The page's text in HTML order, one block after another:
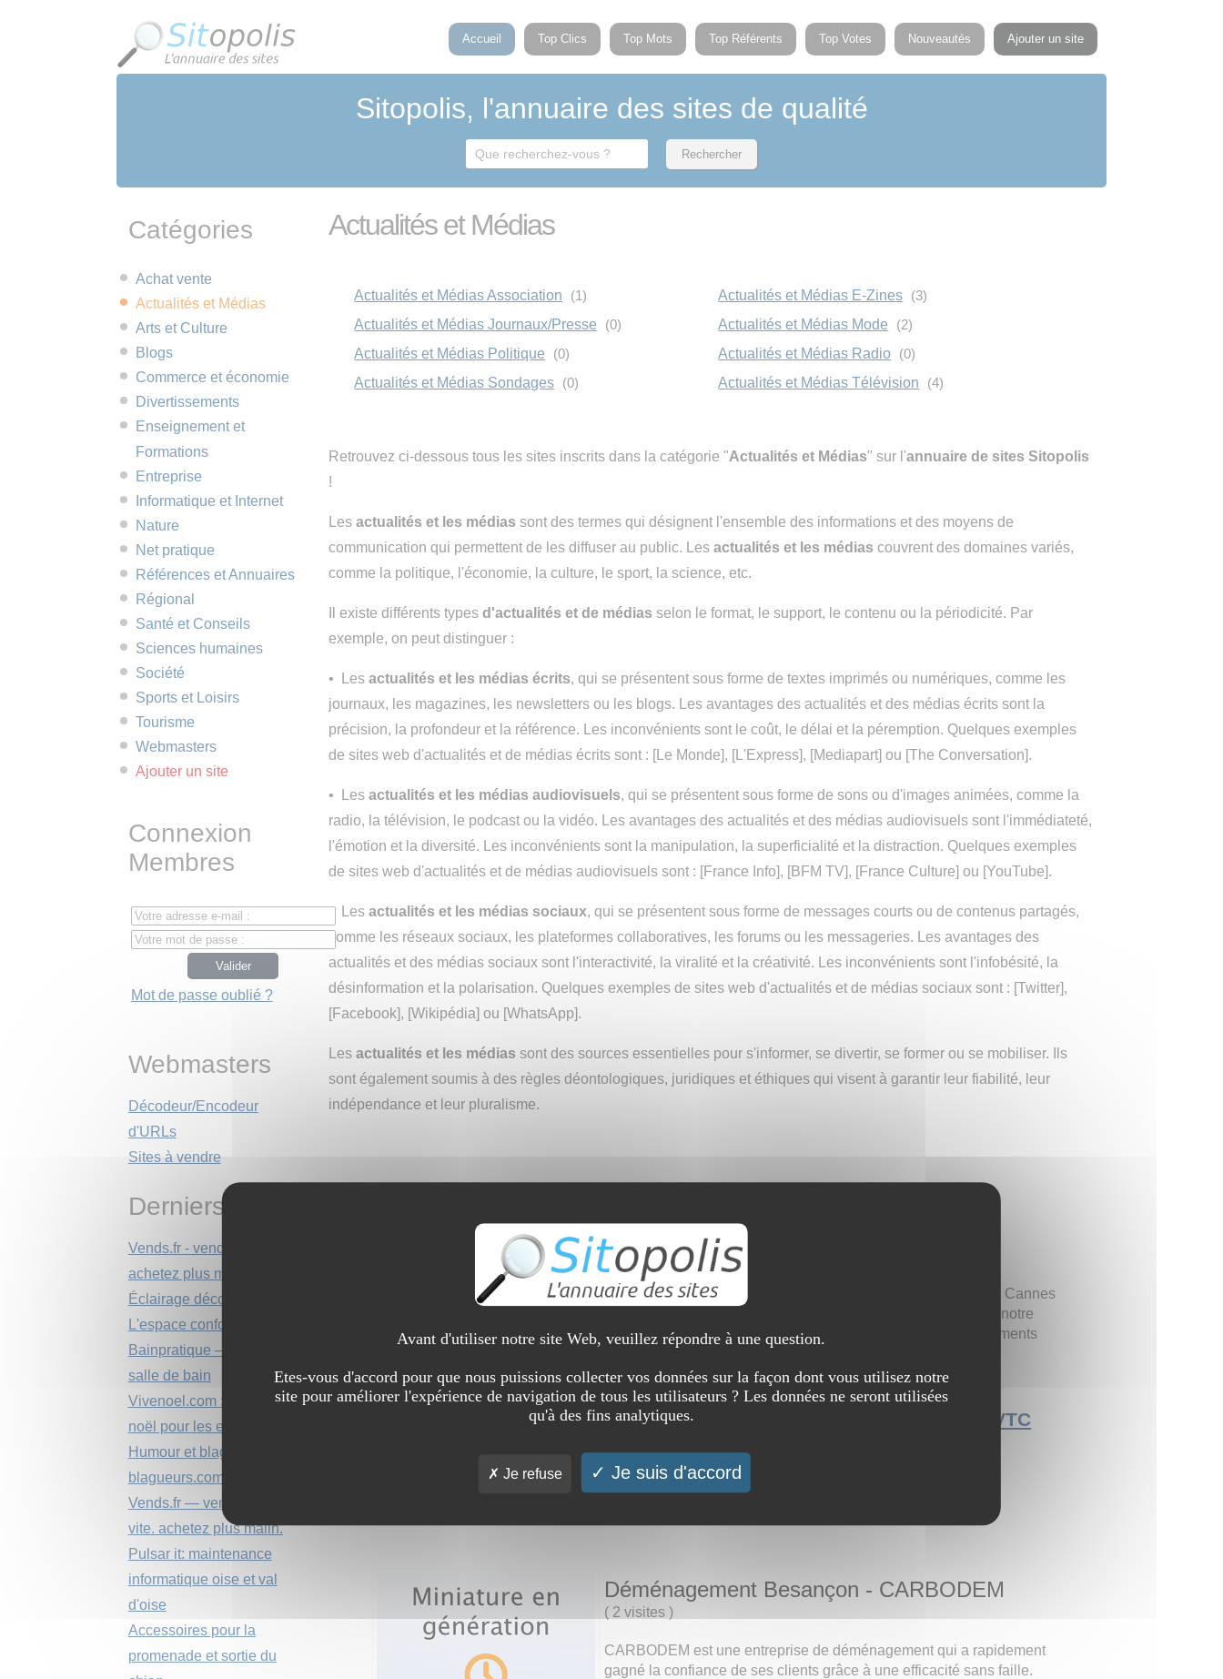
Accueil Top Clics Top Mots Top Référents Top Votes Nouveautés Ajouter un site
Sitopolis, l'annuaire des sites de qualité
Actualités et Médias
Actualités et Médias Association (1) Actualités et Médias E-Zines (3)
Actualités et Médias Journaux/Presse
(0) Actualités et Médias Mode
(2)
Actualités et Médias Politique
(0) Actualités et Médias Radio (0)
Actualités et Médias Sondages (0) Actualités et Médias Télévision (4)
Retrouvez ci-dessous tous les sites inscrits dans la catégorie "Actualités et Médias" sur l'annuaire de sites Sitopolis
!
Lesactualités et les médias sont des termes qui désignent l'ensemble des informations et des moyens de
communication qui permettent de les diffuser au public. Lesactualités et les médias couvrent des domaines variés,
comme la politique, l'économie, la culture, le sport, la science, etc.
Il existe différents typesd'actualités et de médiasselon le format, le support, le contenu ou la périodicité. Par
exemple, on peut distinguer :
• Lesactualités et les médias écrits, qui se présentent sous forme de textes imprimés ou numériques, comme les
journaux, les magazines, les newsletters ou les blogs. Les avantages des actualités et des médias écrits sont la
précision, la profondeur et la référence. Les inconvénients sont le coût, le délai et la péremption. Quelques exemples
de sites web d'actualités et de médias écrits sont : [Le Monde], [L'Express], [Mediapart] ou [The Conversation].
• Lesactualités et les médias audiovisuels, qui se présentent sous forme de sons ou d'images animées, comme la
radio, la télévision, le podcast ou la vidéo. Les avantages des actualités et des médias audiovisuels sont l'immédiateté,
l'émotion et la diversité. Les inconvénients sont la manipulation, la superficialité et la distraction. Quelques exemples
de sites web d'actualités et de médias audiovisuels sont : [France Info], [BFM TV], [France Culture] ou [YouTube].
• Lesactualités et les médias sociaux, qui se présentent sous forme de messages courts ou de contenus partagés,
comme les réseaux sociaux, les plateformes collaboratives, les forums ou les messageries. Les avantages des
actualités et des médias sociaux sont l'interactivité, la viralité et la créativité. Les inconvénients sont l'infobésité, la
désinformation et la polarisation. Quelques exemples de sites web d'actualités et de médias sociaux sont : [Twitter],
[Facebook], [Wikipédia] ou [WhatsApp].
Lesactualités et les médias sont des sources essentielles pour s'informer, se divertir, se former ou se mobiliser. Ils
sont également soumis à des règles déontologiques, juridiques et éthiques qui visent à garantir leur fiabilité, leur
indépendance et leur pluralisme.
Services transport VTC Cannes
(0 visite)
Vous avez besoin de vous déplacer à Cannes alors contactez Cannes
Chauffeur Service, notre compagnie VTC ! Entre autres, avec notre
service, vous aurez droit au meilleur confort pour vos déplacements
Voir l'interview du site Services transport VTC
Cannes
Déménagement Besançon - CARBODEM
( 2 visites)
CARBODEM est une entreprise de déménagement qui a rapidement
gagné la confiance de ses clients grâce à une efficacité sans faille.
Catégories
Achat vente
Actualités et Médias
Arts et Culture
Blogs
Commerce et économie
Divertissements
Enseignement et
Formations
Entreprise
Informatique et Internet
Nature
Net pratique
Références et Annuaires
Régional
Santé et Conseils
Sciences humaines
Société
Sports et Loisirs
Tourisme
Webmasters
Ajouter un site
Connexion
Membres
Mot de passe oublié ?
Webmasters
Décodeur/Encodeur
d'URLs
Sites à vendre
Derniers sites
Vends.fr - vendez plus vite.
achetez plus malin.
Éclairage déco
L'espace confort média
Bainpratique – boutique
salle de bain
Vivenoel.com : la magie de
noël pour les enfants
Humour et blagues sur
blagueurs.com
Vends.fr — vendez plus
vite. achetez plus malin.
Pulsar it: maintenance
informatique oise et val
d'oise
Accessoires pour la
promenade et sortie du
Avant d'utiliser notre site Web, veuillez répondre à une question.
Etes-vous d'accord pour que nous puissions collecter vos données sur la façon dont vous utilisez notre
site pour améliorer l'expérience de navigation de tous les utilisateurs ? Les données ne seront utilisées
qu'à des fins analytiques.
Je refuse Je suis d'accord